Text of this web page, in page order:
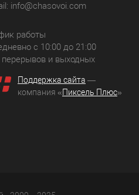
info@chasovoi.com
работы
с 10:00 до 21:00
перерывов и выходных
Поддержка сайта —
компания «Пиксель Плюс»